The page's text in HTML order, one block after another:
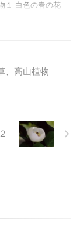
１ 白色の春の花
の写真が見られ
サンシャクナゲ
チョウソウ バイ
、高山植物